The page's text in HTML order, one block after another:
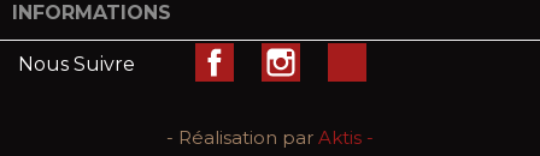
INFORMATIONS
Nous Suivre Facebook
- Réalisation par Aktis -